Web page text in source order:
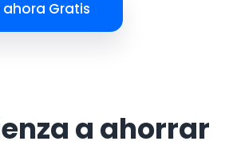
Gratis
a ahorrar